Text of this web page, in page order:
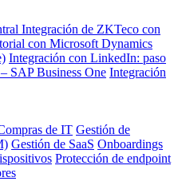
Integración de ZKTeco con
con Microsoft Dynamics
Integración con LinkedIn: paso
SAP Business One Integración
de IT Gestión de
Gestión de SaaS Onboardings
Protección de endpoint